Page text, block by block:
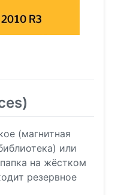
(магнитная
или
на жёстком
резервное